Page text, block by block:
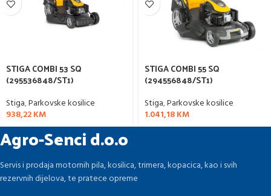
STIGA COMBI 53 SQ
(295536848/ST1)
Stiga,Parkovske kosilice
938,22KM
STIGA COMBI 55 SQ
(294556848/ST1)
Stiga,Parkovske kosilice
1.041,18KM
Agro-Senci d.o.o
Servis i prodaja motornih pila, kosilica, trimera, kopacica, kao i svih
rezervnih dijelova, te pratece opreme